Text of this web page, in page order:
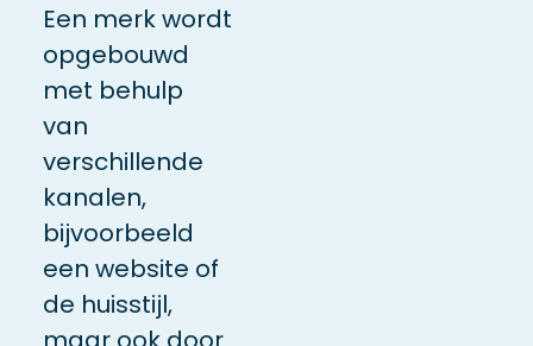
Een merk wordt
opgebouwd
met behulp
van
verschillende
kanalen,
bijvoorbeeld
een website of
de huisstijl,